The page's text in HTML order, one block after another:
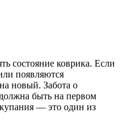
состояние коврика. Если
появляются
новый. Забота о
быть на первом
— это один из